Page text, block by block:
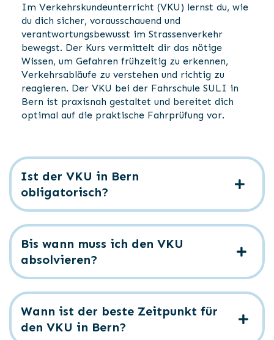
Im Verkehrskundeunterricht (VKU) lernst du, wie
du dich sicher, vorausschauend und
verantwortungsbewusst im Strassenverkehr
bewegst. Der Kurs vermittelt dir das nötige
Wissen, um Gefahren frühzeitig zu erkennen,
Verkehrsabläufe zu verstehen und richtig zu
reagieren. Der VKU bei der Fahrschule SULI in
Bern ist praxisnah gestaltet und bereitet dich
optimal auf die praktische Fahrprüfung vor.
Ist der VKU in Bern
obligatorisch?
Bis wann muss ich den VKU
absolvieren?
Wann ist der beste Zeitpunkt für
den VKU in Bern?